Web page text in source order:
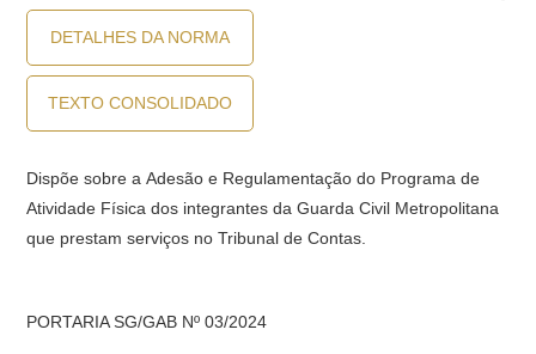
DETALHES DA NORMA
TEXTO CONSOLIDADO
Dispõe sobre a Adesão e Regulamentação do Programa de
Atividade Física dos integrantes da Guarda Civil Metropolitana
que prestam serviços no Tribunal de Contas.
PORTARIA SG/GAB Nº 03/2024